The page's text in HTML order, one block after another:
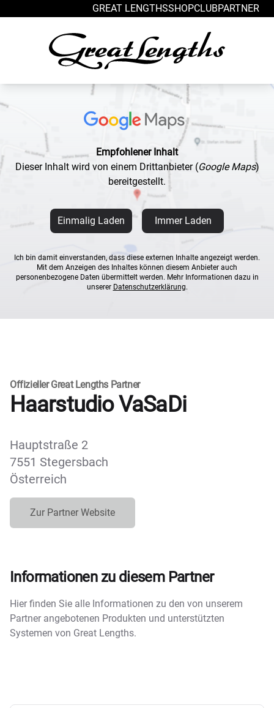
GREAT LENGTHSSHOPCLUBPARTNER
Empfohlener Inhalt
Dieser Inhalt wird von einem Drittanbieter (Google Maps)
bereitgestellt.
Einmalig Laden Immer Laden
Ich bin damit einverstanden, dass diese externen Inhalte angezeigt werden.
Mit dem Anzeigen des Inhaltes können diesem Anbieter auch
personenbezogene Daten übermittelt werden. Mehr Informationen dazu in
unserer Datenschutzerklärung.
Offizieller Great Lengths Partner
Haarstudio VaSaDi
Hauptstraße 2
7551 Stegersbach
Österreich
Zur Partner Website
Informationen zu diesem Partner
Hier finden Sie alle Informationen zu den von unserem
Partner angebotenen Produkten und unterstützten
Systemen von Great Lengths.